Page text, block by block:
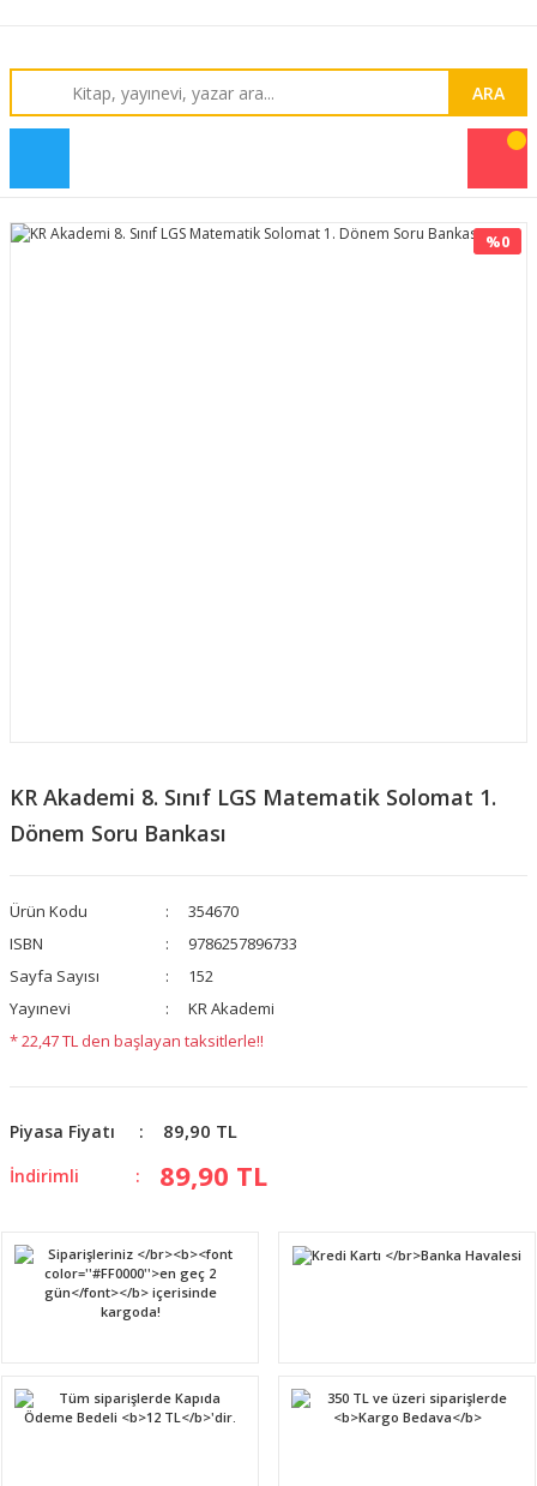
ARA
%0
KR Akademi 8. Sınıf LGS Matematik Solomat 1.
Dönem Soru Bankası
Ürün Kodu
354670
ISBN
9786257896733
Sayfa Sayısı
152
Yayınevi
KR Akademi
* 22,47 TL den başlayan taksitlerle!!
Piyasa Fiyatı 89,90 TL
İndirimli 89,90 TL